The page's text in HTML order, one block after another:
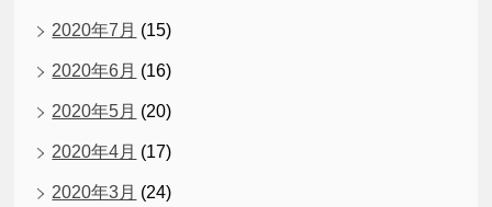
2020年7月 (15)
2020年6月 (16)
2020年5月 (20)
2020年4月 (17)
2020年3月 (24)